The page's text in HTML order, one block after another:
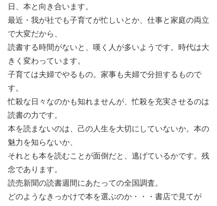
日、本と向き合います。
最近・我が社でも子育てが忙しいとか、仕事と家庭の両立
で大変だから、
読書する時間がないと、嘆く人が多いようです。時代は大
きく変わっています。
子育ては夫婦でやるもの。家事も夫婦で分担するもので
す。
忙殺な日々なのかも知れませんが、忙殺を充実させるのは
読書の力です。
本を読まないのは、己の人生を大切にしていないか。本の
魅力を知らないか、
それとも本を読むことが面倒だと、逃げているかです。残
念であります。
読売新聞の読書週間にあたっての全国調査。
どのようなきっかけで本を選ぶのか・・・書店で見てが